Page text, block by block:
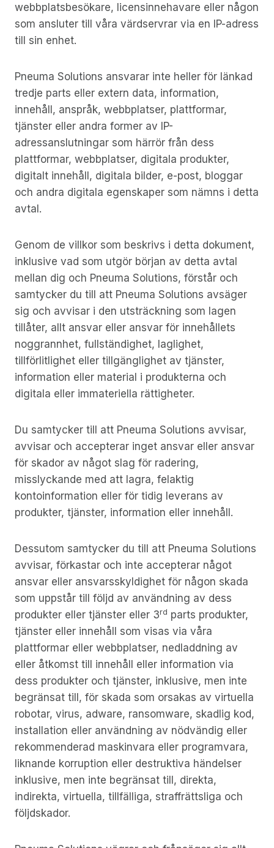
webbplatsbesökare, licensinnehavare eller någon
som ansluter till våra värdservrar via en IP-adress
till sin enhet.
Pneuma Solutions ansvarar inte heller för länkad
tredje parts eller extern data, information,
innehåll, anspråk, webbplatser, plattformar,
tjänster eller andra former av IP-
adressanslutningar som härrör från dess
plattformar, webbplatser, digitala produkter,
digitalt innehåll, digitala bilder, e-post, bloggar
och andra digitala egenskaper som nämns i detta
avtal.
Genom de villkor som beskrivs i detta dokument,
inklusive vad som utgör början av detta avtal
mellan dig och Pneuma Solutions, förstår och
samtycker du till att Pneuma Solutions avsäger
sig och avvisar i den utsträckning som lagen
tillåter, allt ansvar eller ansvar för innehållets
noggrannhet, fullständighet, laglighet,
tillförlitlighet eller tillgänglighet av tjänster,
information eller material i produkterna och
digitala eller immateriella rättigheter.
Du samtycker till att Pneuma Solutions avvisar,
avvisar och accepterar inget ansvar eller ansvar
för skador av något slag för radering,
misslyckande med att lagra, felaktig
kontoinformation eller för tidig leverans av
produkter, tjänster, information eller innehåll.
Dessutom samtycker du till att Pneuma Solutions
avvisar, förkastar och inte accepterar något
ansvar eller ansvarsskyldighet för någon skada
som uppstår till följd av användning av dess
produkter eller tjänster eller 3rd parts produkter,
tjänster eller innehåll som visas via våra
plattformar eller webbplatser, nedladdning av
eller åtkomst till innehåll eller information via
dess produkter och tjänster, inklusive, men inte
begränsat till, för skada som orsakas av virtuella
robotar, virus, adware, ransomware, skadlig kod,
installation eller användning av nödvändig eller
rekommenderad maskinvara eller programvara,
liknande korruption eller destruktiva händelser
inklusive, men inte begränsat till, direkta,
indirekta, virtuella, tillfälliga, straffrättsliga och
följdskador.